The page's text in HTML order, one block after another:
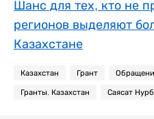
Шанс для тех, кто не
регионов выделяют
Казахстане
Казахстан Грант
Гранты. Казахстан Саясат